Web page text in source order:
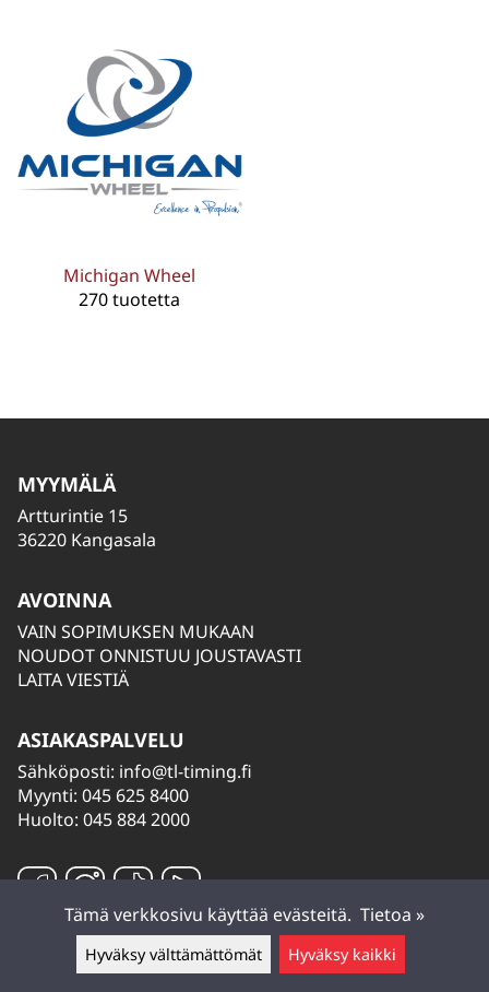
Jätä viesti ▲
Michigan Wheel
270 tuotetta
MYYMÄLÄ
Artturintie 15
36220 Kangasala
AVOINNA
VAIN SOPIMUKSEN MUKAAN
NOUDOT ONNISTUU JOUSTAVASTI
LAITA VIESTIÄ
ASIAKASPALVELU
Sähköposti: info@tl-timing.fi
Myynti: 045 625 8400
Huolto: 045 884 2000
Tämä verkkosivu käyttää evästeitä. Tietoa »
Hyväksy välttämättömät Hyväksy kaikki